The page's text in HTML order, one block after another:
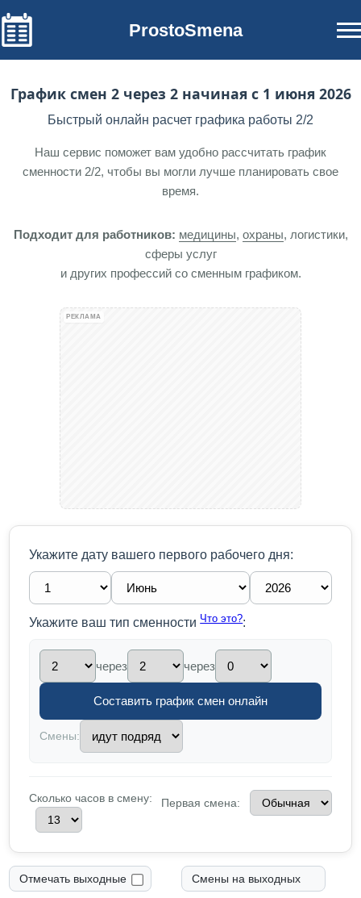
ProstoSmena
График смен 2 через 2 начиная с 1 июня 2026
Быстрый онлайн расчет графика работы 2/2
Наш сервис поможет вам удобно рассчитать график
сменности 2/2, чтобы вы могли лучше планировать свое
время.
Подходит для работников: медицины, охраны, логистики,
сферы услуг
и других профессий со сменным графиком.
РЕКЛАМА
Укажите дату вашего первого рабочего дня:
Укажите ваш тип сменностиЧто это?:
через через
Смены:
Сколько часов в смену: Первая смена:
Отмечать выходные Смены на выходных